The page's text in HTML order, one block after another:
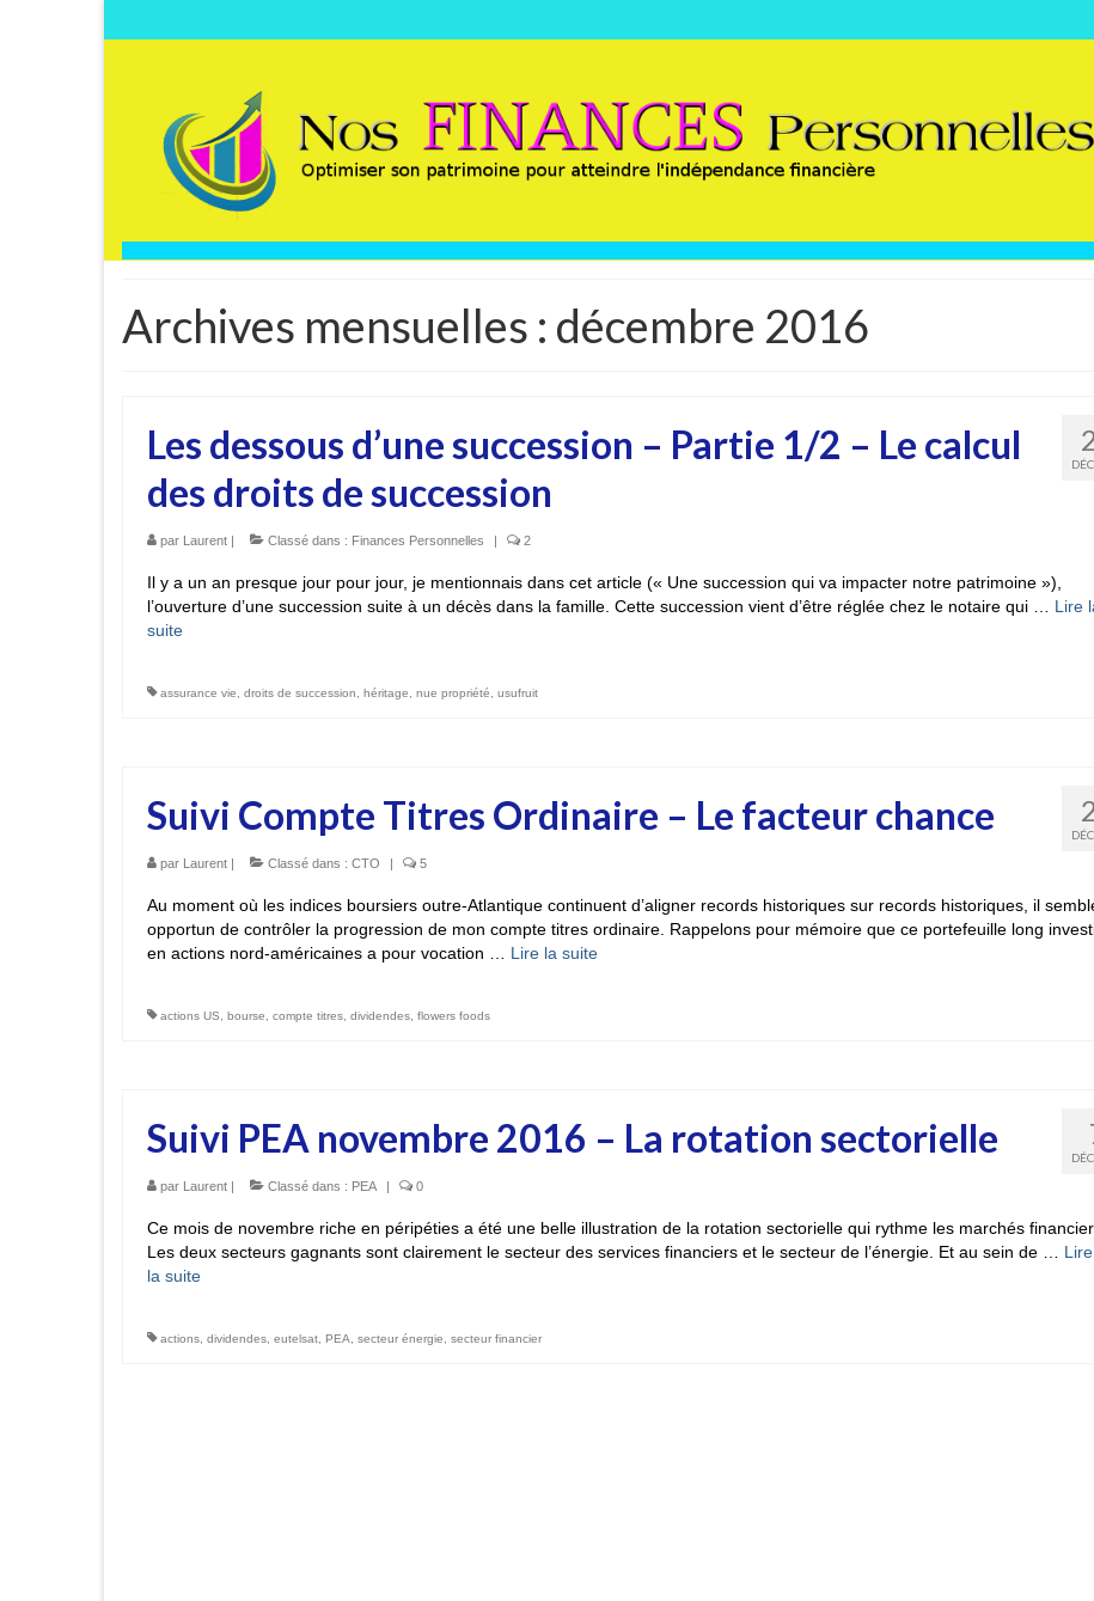
Archives mensuelles : décembre 2016
Les dessous d’une succession – Partie 1/2 – Le calcul
des droits de succession
par Laurent Classé dans : Finances Personnelles 2
Il y a un an presque jour pour jour, je mentionnais dans cet article (« Une succession qui va impacter notre patrimoine »),
l’ouverture d’une succession suite à un décès dans la famille. Cette succession vient d’être réglée chez le notaire qui … Lire
suite­­
assurance vie, droits de succession, héritage, nue propriété, usufruit
Suivi Compte Titres Ordinaire – Le facteur chance
par Laurent Classé dans : CTO 5
Au moment où les indices boursiers outre-Atlantique continuent d’aligner records historiques sur records historiques, il
opportun de contrôler la progression de mon compte titres ordinaire. Rappelons pour mémoire que ce portefeuille long
en actions nord-américaines a pour vocation … Lire la suite­­
actions US, bourse, compte titres, dividendes, flowers foods
Suivi PEA novembre 2016 – La rotation sectorielle
par Laurent Classé dans : PEA 0
Ce mois de novembre riche en péripéties a été une belle illustration de la rotation sectorielle qui rythme les marchés
Les deux secteurs gagnants sont clairement le secteur des services financiers et le secteur de l’énergie. Et au sein de … Lire
la suite­­
actions, dividendes, eutelsat, PEA, secteur énergie, secteur financier